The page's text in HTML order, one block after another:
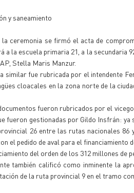
y saneamiento
la ceremonia se firmó el acta de
a la escuela primaria 21, a la secundaria
Stella Maris Manzur.
similar fue rubricada por el intendente
cloacales en la zona norte de la
fueron rubricados por el
fueron gestionadas por Gildo Insfrán:
26 entre las rutas nacionales 86
el pedido de aval para el
del orden de los 312 millones de
también calificó como inminente la
de la ruta provincial 9 en el tramo